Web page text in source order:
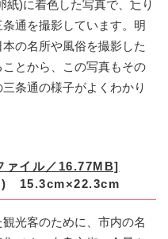
)に着色した写真で、辷り
通を撮影しています。明
の名所や風俗を撮影した
とから、この写真もその
条通の様子がよくわかり
ァイル／16.77MB]
15.3cm×22.3cm
光客のために、市内の名